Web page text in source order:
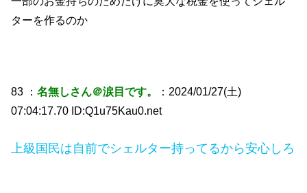
ターを作るのか
83 ：名無しさん＠涙目です。
：2024/01/27(土)
07:04:17.70 ID:Q1u75Kau0.net
上級国民は自前でシェルター持ってるから安心しろ